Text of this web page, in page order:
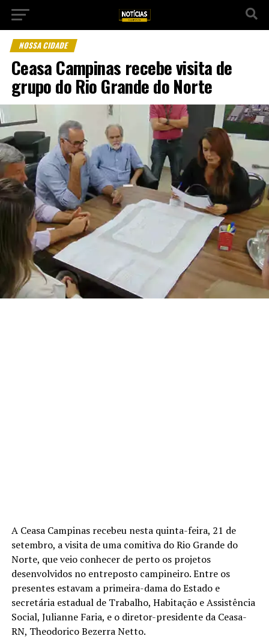
NOSSA CIDADE
Ceasa Campinas recebe visita de
grupo do Rio Grande do Norte
A Ceasa Campinas recebeu nesta quinta-feira, 21 de
setembro, a visita de uma comitiva do Rio Grande do
Norte, que veio conhecer de perto os projetos
desenvolvidos no entreposto campineiro. Entre os
presentes estavam a primeira-dama do Estado e
secretária estadual de Trabalho, Habitação e Assistência
Social, Julianne Faria, e o diretor-presidente da Ceasa-
RN, Theodorico Bezerra Netto.